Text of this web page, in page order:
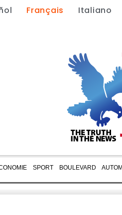
Français Italiano
SPORT BOULEVARD